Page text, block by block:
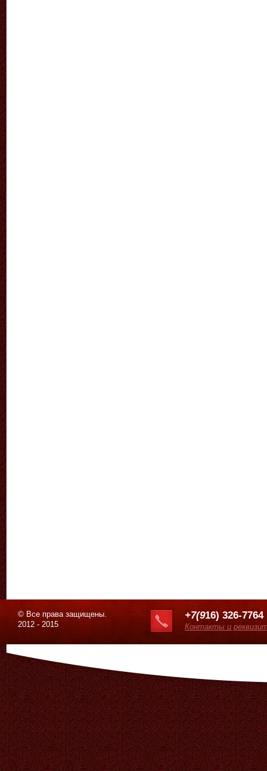
© Все права защищены.
2012 - 2015
+7(916) 326-7764
Контакты и